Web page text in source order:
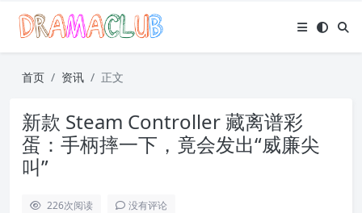
首页 资讯 正文
新款 Steam Controller 藏离谱彩
蛋：手柄摔一下，竟会发出“威廉尖
叫”
226次阅读 没有评论